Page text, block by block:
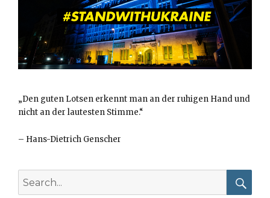
„Den guten Lotsen erkennt man an der ruhigen Hand und
nicht an der lautesten Stimme.“
– Hans-Dietrich Genscher
for: